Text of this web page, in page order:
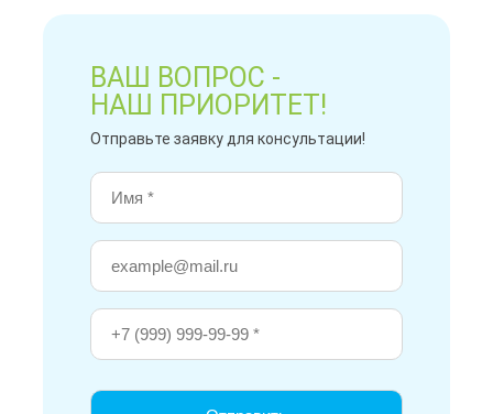
ВАШ ВОПРОС -
НАШ ПРИОРИТЕТ!
Отправьте заявку для консультации!